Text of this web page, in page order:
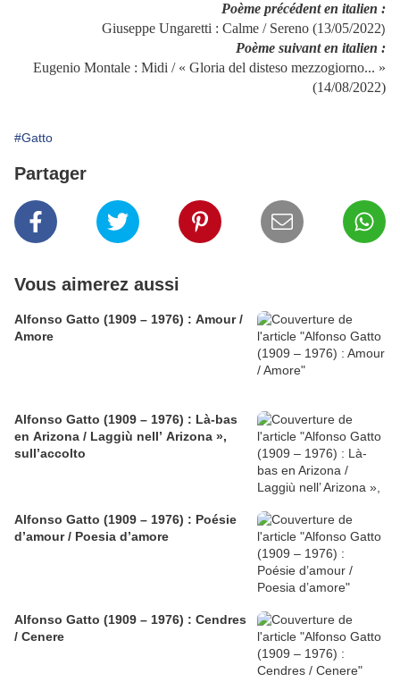
Poème précédent en italien :
Giuseppe Ungaretti : Calme / Sereno (13/05/2022)
Poème suivant en italien :
Eugenio Montale : Midi / « Gloria del disteso mezzogiorno... »
(14/08/2022)
#Gatto
Partager
Vous aimerez aussi
Alfonso Gatto (1909 – 1976) : Amour /
Amore
Alfonso Gatto (1909 – 1976) : Là-bas
en Arizona / Laggiù nell’ Arizona »,
sull’accolto
Alfonso Gatto (1909 – 1976) : Poésie
d’amour / Poesia d’amore
Alfonso Gatto (1909 – 1976) : Cendres
/ Cenere